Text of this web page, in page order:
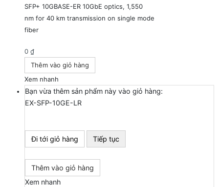
SFP+ 10GBASE-ER 10GbE optics, 1,550
nm for 40 km transmission on single mode
fiber
0 ₫
Thêm vào giỏ hàng
Xem nhanh
Bạn vừa thêm sản phẩm này vào giỏ hàng:
EX-SFP-10GE-LR
Đi tới giỏ hàng Tiếp tục
Thêm vào giỏ hàng
Xem nhanh